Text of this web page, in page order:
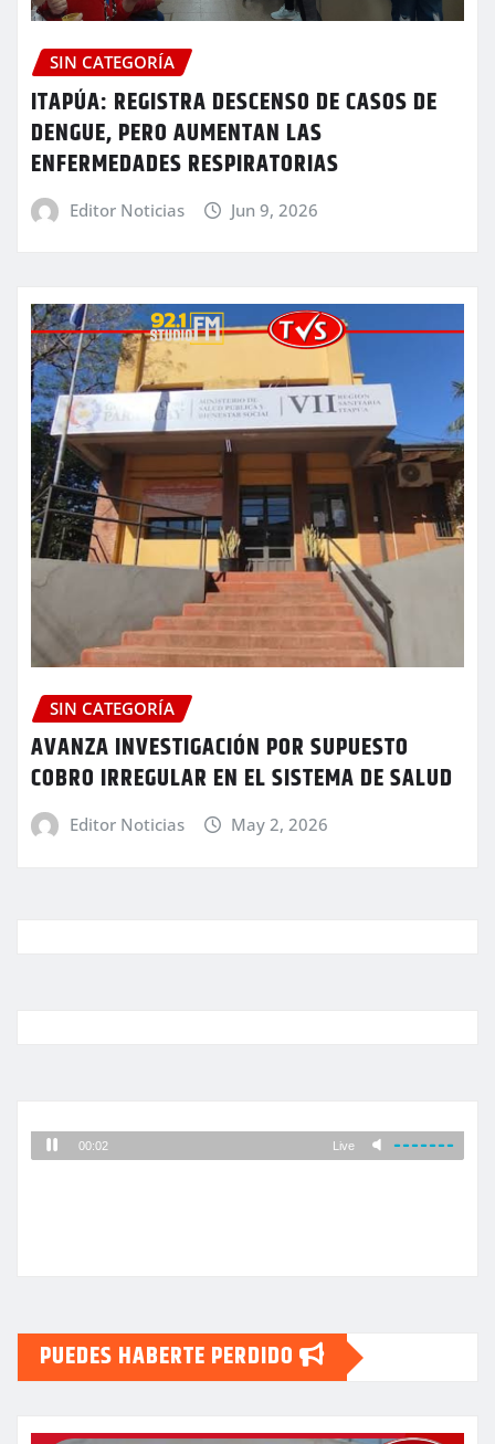
SIN CATEGORÍA
ITAPÚA: REGISTRA DESCENSO DE CASOS DE
DENGUE, PERO AUMENTAN LAS
ENFERMEDADES RESPIRATORIAS
Editor Noticias Jun 9, 2026
SIN CATEGORÍA
AVANZA INVESTIGACIÓN POR SUPUESTO
COBRO IRREGULAR EN EL SISTEMA DE SALUD
Editor Noticias May 2, 2026
PUEDES HABERTE PERDIDO